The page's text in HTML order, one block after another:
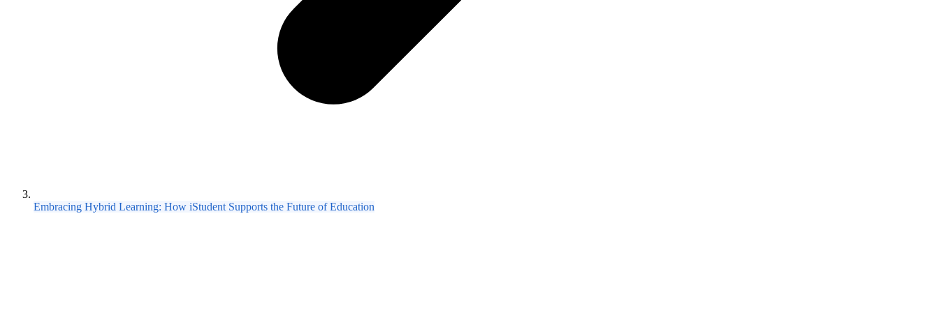
Embracing Hybrid Learning: How iStudent Supports the Future of Education